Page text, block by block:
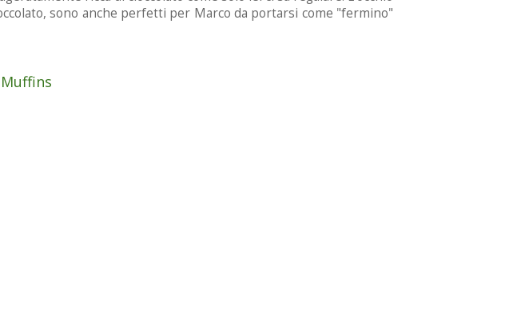
sono anche perfetti per Marco da portarsi come "fermino"